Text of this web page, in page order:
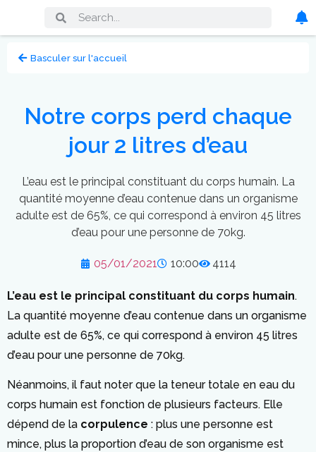
Basculer sur l'accueil
Notre corps perd chaque
jour 2 litres d’eau
L’eau est le principal constituant du corps humain. La
quantité moyenne d’eau contenue dans un organisme
adulte est de 65%, ce qui correspond à environ 45 litres
d’eau pour une personne de 70kg.
05/01/2021 10:00 4114
L’eau est le principal constituant du corps humain.
La quantité moyenne d’eau contenue dans un organisme
adulte est de 65%, ce qui correspond à environ 45 litres
d’eau pour une personne de 70kg.
Néanmoins, il faut noter que la teneur totale en eau du
corps humain est fonction de plusieurs facteurs. Elle
dépend de la corpulence : plus une personne est
mince, plus la proportion d’eau de son organisme est